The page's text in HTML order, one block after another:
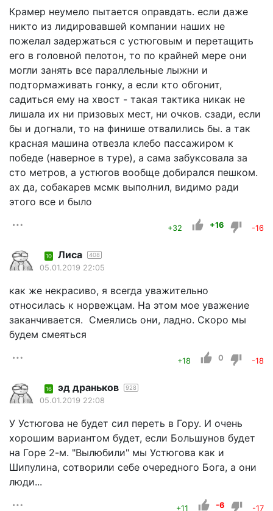
Крамер неумело пытается оправдать. если даже
никто из лидировавшей компании наших не
пожелал задержаться с устюговым и перетащить
его в головной пелотон, то по крайней мере они
могли занять все параллельные лыжни и
подтормаживать гонку, а если кто обгонит,
садиться ему на хвост - такая тактика никак не
лишала их ни призовых мест, ни очков. сзади, если
бы и догнали, то на финише отвалились бы. а так
красная машина отвезла клебо пассажиром к
победе (наверное в туре), а сама забуксовала за
сто метров, а устюгов вообще добирался пешком.
ах да, собакарев мсмк выполнил, видимо ради
этого все и было
+32 +16 -16
10 Лиса 408
05.01.2019 22:05
как же некрасиво, я всегда уважительно
относилась к норвежцам. На этом мое уважение
заканчивается. Смеялись они, ладно. Скоро мы
будем смеяться
+18 0 -18
16 эд драньков 928
05.01.2019 22:08
У Устюгова не будет сил переть в Гору. И очень
хорошим вариантом будет, если Большунов будет
на Горе 2-м. "Вылюбили" мы Устюгова как и
Шипулина, сотворили себе очередного Бога, а они
люди...
+11 -6 -17